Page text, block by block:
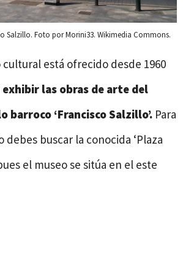
Salzillo. Foto por Morini33. Wikimedia Commons.
está ofrecido desde 1960
exhibir las obras de arte del
barroco ‘Francisco Salzillo’. Para
debes buscar la conocida ‘Plaza
el museo se sitúa en el este